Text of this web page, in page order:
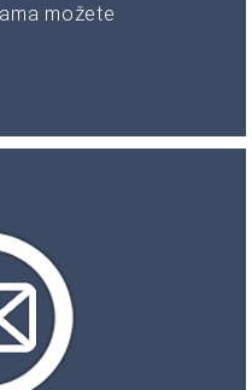
možete